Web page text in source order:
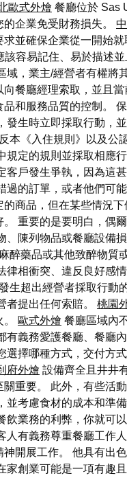
歐式外燴 餐廳位於 Sas
企業免受財務損失。
並確保企業從一開始
容易記住、易於描述
，業主/經營者有權
餐廳經理索取，並且
和服務品質的控制。
生時立即採取行動，
本《入住規則》以及公
規定的規則並採取相應
客戶發生爭執，因為這
過的訂單，或者他們可
商品，但在某些情況下
重要的是要明白，偶
、陳列物品或餐廳設備
醉藥品或其他致醉物質
律相衝突、違反良好感
生超出經營者採取行動
者提出任何索賠。 桃園
歐式外燴 餐廳區域內
義務愛護餐廳、餐廳
擇哪種方式，交付方
府外燴 設備齊全且井井
重要。 此外，有些活
並考慮食材的成本和準備
業務的利弊，你就可
有義務尊重餐廳工作
開展工作。 他具有出
創業可能是一項有趣